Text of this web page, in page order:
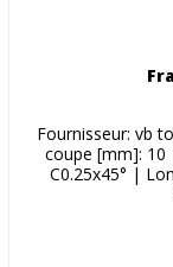
Fournisseur: vb
coupe [mm]:
C0.25x45° |